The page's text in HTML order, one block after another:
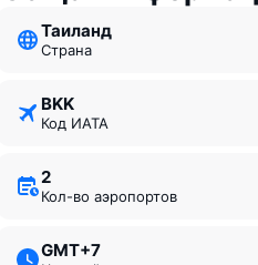
Таиланд
Страна
BKK
Код ИАТА
2
Кол-во аэропортов
GMT+7